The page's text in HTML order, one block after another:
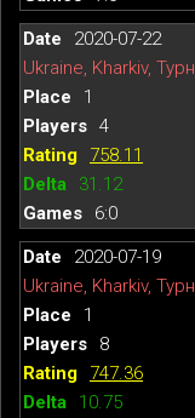
2020-07-22
Ukraine, Kharkiv,
1
4
758.11
31.12
6:0
2020-07-19
Ukraine, Kharkiv,
1
8
747.36
10.75